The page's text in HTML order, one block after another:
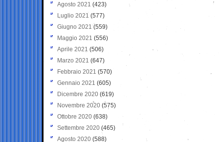
Agosto 2021 (423)
Luglio 2021 (577)
Giugno 2021(559)
Maggio 2021 (556)
Aprile 2021 (506)
Marzo 2021 (647)
Febbraio 2021 (570)
Gennaio 2021 (605)
Dicembre 2020 (619)
Novembre 2020 (575)
Ottobre 2020 (638)
Settembre 2020(465)
Agosto 2020 (588)